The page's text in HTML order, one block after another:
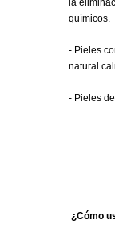
la
químicos.
- Pieles
natural
- Pieles
¿Cómo